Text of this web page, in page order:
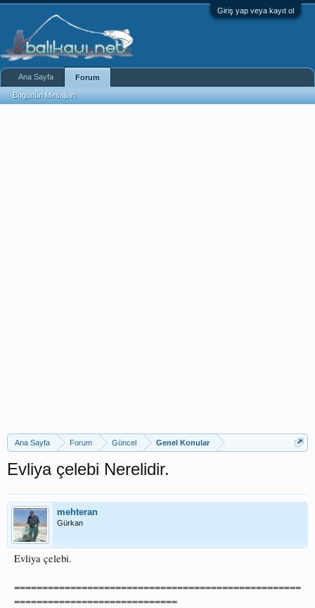
Giriş yap veya kayıt ol
Ana Sayfa Forum Güncel Genel Konular
Evliya çelebi Nerelidir.
mehteran
Gürkan
Evliya çelebi.
===================================================
=============================
Ana Sayfa Forum
Bugünün Mesajları